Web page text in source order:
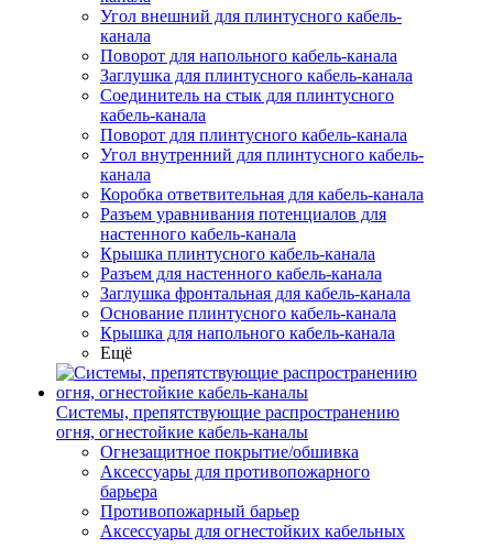
Угол внешний для плинтусного кабель-
канала
Поворот для напольного кабель-канала
Заглушка для плинтусного кабель-канала
Соединитель на стык для плинтусного
кабель-канала
Поворот для плинтусного кабель-канала
Угол внутренний для плинтусного кабель-
канала
Коробка ответвительная для кабель-канала
Разъем уравнивания потенциалов для
настенного кабель-канала
Крышка плинтусного кабель-канала
Разъем для настенного кабель-канала
Заглушка фронтальная для кабель-канала
Основание плинтусного кабель-канала
Крышка для напольного кабель-канала
Ещё
Системы, препятствующие распространению
огня, огнестойкие кабель-каналы
Огнезащитное покрытие/обшивка
Аксессуары для противопожарного
барьера
Противопожарный барьер
Аксессуары для огнестойких кабельных